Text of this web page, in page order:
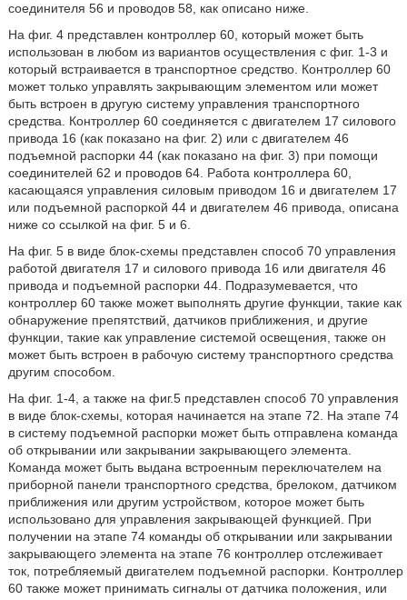
соединителя 56 и проводов 58, как описано ниже.
На фиг. 4 представлен контроллер 60, который может быть
использован в любом из вариантов осуществления с фиг. 1-3 и
который встраивается в транспортное средство. Контроллер 60
может только управлять закрывающим элементом или может
быть встроен в другую систему управления транспортного
средства. Контроллер 60 соединяется с двигателем 17 силового
привода 16 (как показано на фиг. 2) или с двигателем 46
подъемной распорки 44 (как показано на фиг. 3) при помощи
соединителей 62 и проводов 64. Работа контроллера 60,
касающаяся управления силовым приводом 16 и двигателем 17
или подъемной распоркой 44 и двигателем 46 привода, описана
ниже со ссылкой на фиг. 5 и 6.
На фиг. 5 в виде блок-схемы представлен способ 70 управления
работой двигателя 17 и силового привода 16 или двигателя 46
привода и подъемной распорки 44. Подразумевается, что
контроллер 60 также может выполнять другие функции, такие как
обнаружение препятствий, датчиков приближения, и другие
функции, такие как управление системой освещения, также он
может быть встроен в рабочую систему транспортного средства
другим способом.
На фиг. 1-4, а также на фиг.5 представлен способ 70 управления
в виде блок-схемы, которая начинается на этапе 72. На этапе 74
в систему подъемной распорки может быть отправлена команда
об открывании или закрывании закрывающего элемента.
Команда может быть выдана встроенным переключателем на
приборной панели транспортного средства, брелоком, датчиком
приближения или другим устройством, которое может быть
использовано для управления закрывающей функцией. При
получении на этапе 74 команды об открывании или закрывании
закрывающего элемента на этапе 76 контроллер отслеживает
ток, потребляемый двигателем подъемной распорки. Контроллер
60 также может принимать сигналы от датчика положения, или